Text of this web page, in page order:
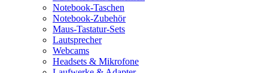
Notebook-Taschen
Notebook-Zubehör
Maus-Tastatur-Sets
Lautsprecher
Webcams
Headsets & Mikrofone